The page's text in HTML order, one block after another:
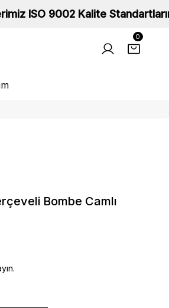
Standartlarına Sahip ve 2
0
Bombe Camlı